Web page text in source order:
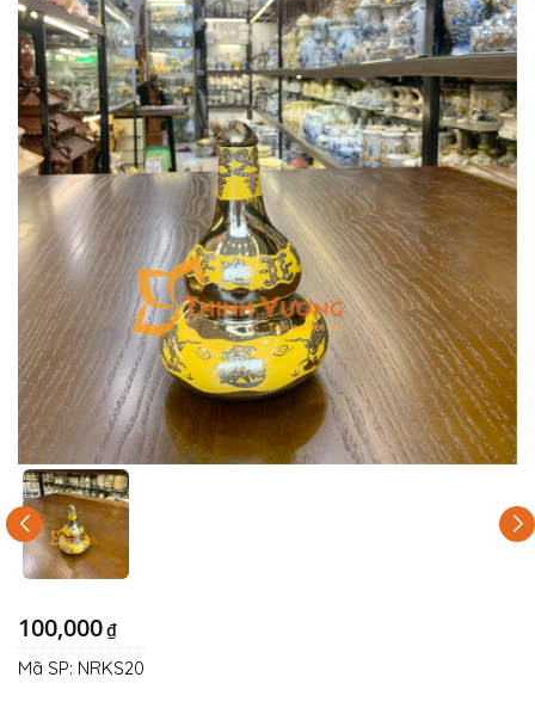
100,000₫
Mã SP: NRKS20